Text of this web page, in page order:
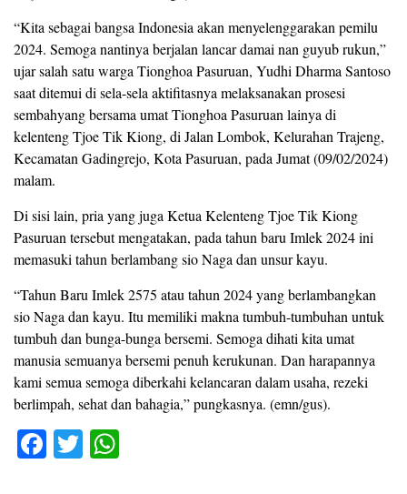
“Kita sebagai bangsa Indonesia akan menyelenggarakan pemilu
2024. Semoga nantinya berjalan lancar damai nan guyub rukun,”
ujar salah satu warga Tionghoa Pasuruan, Yudhi Dharma Santoso
saat ditemui di sela-sela aktifitasnya melaksanakan prosesi
sembahyang bersama umat Tionghoa Pasuruan lainya di
kelenteng Tjoe Tik Kiong, di Jalan Lombok, Kelurahan Trajeng,
Kecamatan Gadingrejo, Kota Pasuruan, pada Jumat (09/02/2024)
malam.
Di sisi lain, pria yang juga Ketua Kelenteng Tjoe Tik Kiong
Pasuruan tersebut mengatakan, pada tahun baru Imlek 2024 ini
memasuki tahun berlambang sio Naga dan unsur kayu.
“Tahun Baru Imlek 2575 atau tahun 2024 yang berlambangkan
sio Naga dan kayu. Itu memiliki makna tumbuh-tumbuhan untuk
tumbuh dan bunga-bunga bersemi. Semoga dihati kita umat
manusia semuanya bersemi penuh kerukunan. Dan harapannya
kami semua semoga diberkahi kelancaran dalam usaha, rezeki
berlimpah, sehat dan bahagia,” pungkasnya. (emn/gus).
F
T